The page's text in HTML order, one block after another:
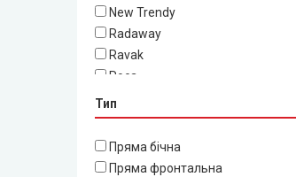
New Trendy
Radaway
Ravak
Roca
Тип
Пряма бічна
Пряма фронтальна